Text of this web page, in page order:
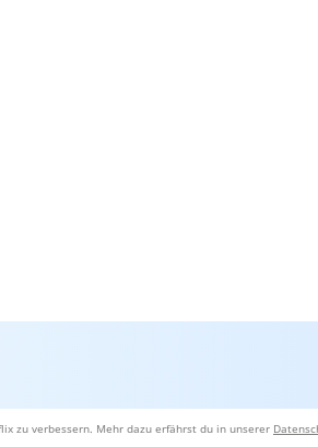
zu verbessern. Mehr dazu erfährst du in unserer